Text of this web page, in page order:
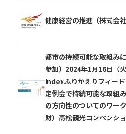
健康経営の推進（株式会
都市の持続可能な取組み
参加）2024年1月16日（
Indexふりかえりフィー
定例会で持続可能な取組
の方向性のついてのワー
財）高松観光コンベンシ